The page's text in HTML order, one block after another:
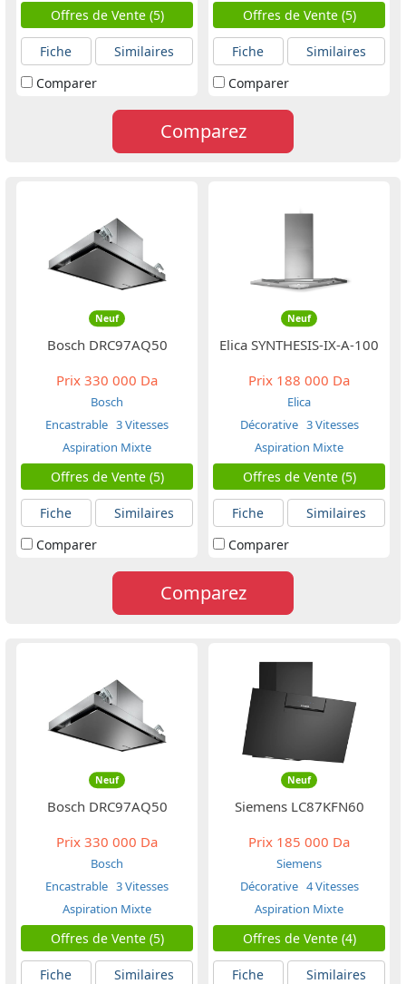
Offres de Vente (5)
Fiche
Similaires
Comparer
Offres de Vente (5)
Fiche
Similaires
Comparer
Comparez
Neuf
Bosch DRC97AQ50
Prix 330 000 Da
Bosch
Encastrable 3 Vitesses
Aspiration Mixte
Offres de Vente (5)
Fiche
Similaires
Comparer
Neuf
Elica SYNTHESIS-IX-A-100
Prix 188 000 Da
Elica
Décorative 3 Vitesses
Aspiration Mixte
Offres de Vente (5)
Fiche
Similaires
Comparer
Comparez
Neuf
Bosch DRC97AQ50
Prix 330 000 Da
Bosch
Encastrable 3 Vitesses
Aspiration Mixte
Offres de Vente (5)
Fiche
Similaires
Neuf
Siemens LC87KFN60
Prix 185 000 Da
Siemens
Décorative 4 Vitesses
Aspiration Mixte
Offres de Vente (4)
Fiche
Similaires